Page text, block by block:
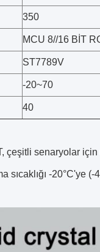
350
MCU 8//16 BİT
ST7789V
-20~70
40
çeşitli senaryolar
-20°C'ye (-